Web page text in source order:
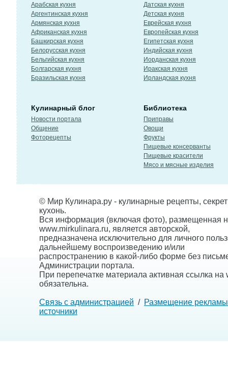
Арабская кухня
Аргентинская кухня
Армянская кухня
Африканская кухня
Башкирская кухня
Белорусская кухня
Бельгийская кухня
Болгарская кухня
Бразильская кухня
Датская кухня
Детская кухня
Еврейская кухня
Европейская кухня
Египетская кухня
Индийская кухня
Иорданская кухня
Иракская кухня
Ирландская кухня
Кулинарный блог
Новости портала
Общение
Фоторецепты
Библиотека
Приправы
Овощи
Фрукты
Пищевые консерванты
Пищевые красители
Мясо и мясные изделия
© Мир Кулинара.ру - кулинарные рецепты,
кухонь.
Вся информация (включая фото), размещенная
www.mirkulinara.ru, является авторской,
предназначена исключительно для личного
дальнейшему воспроизведению и/или
распространению в какой-либо форме без
Администрации портала.
При перепечатке материала активная ссылка на
обязательна.
Связь с администрацией / Размещение рекламы
источники